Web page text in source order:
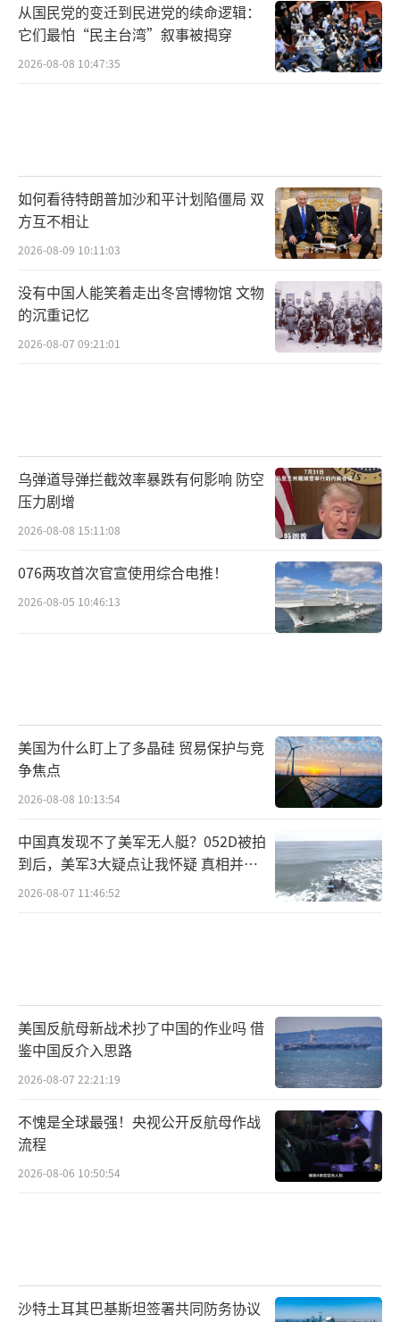
从国民党的变迁到民进党的续命逻辑：
它们最怕“民主台湾”叙事被揭穿
2026-08-08 10:47:35
如何看待特朗普加沙和平计划陷僵局 双
方互不相让
2026-08-09 10:11:03
没有中国人能笑着走出冬宫博物馆 文物
的沉重记忆
2026-08-07 09:21:01
乌弹道导弹拦截效率暴跌有何影响 防空
压力剧增
2026-08-08 15:11:08
076两攻首次官宣使用综合电推！
2026-08-05 10:46:13
美国为什么盯上了多晶硅 贸易保护与竞
争焦点
2026-08-08 10:13:54
中国真发现不了美军无人艇？052D被拍
到后，美军3大疑点让我怀疑 真相并非
如此
2026-08-07 11:46:52
美国反航母新战术抄了中国的作业吗 借
鉴中国反介入思路
2026-08-07 22:21:19
不愧是全球最强！央视公开反航母作战
流程
2026-08-06 10:50:54
沙特土耳其巴基斯坦签署共同防务协议